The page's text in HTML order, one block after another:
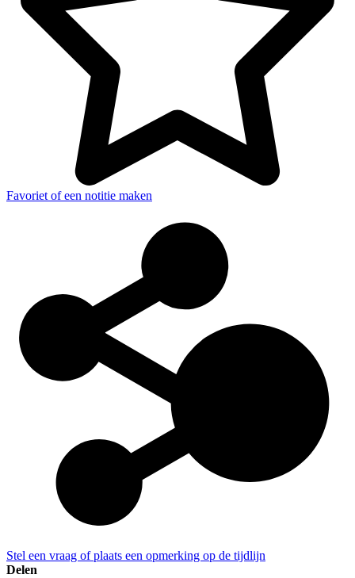
Favoriet of een notitie maken
Stel een vraag of plaats een opmerking op de tijdlijn
Delen